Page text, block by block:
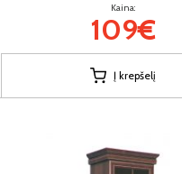
Kaina:
109€
Į krepšelį